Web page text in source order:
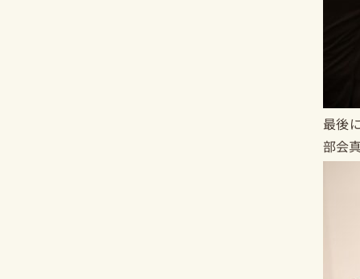
最後
部会